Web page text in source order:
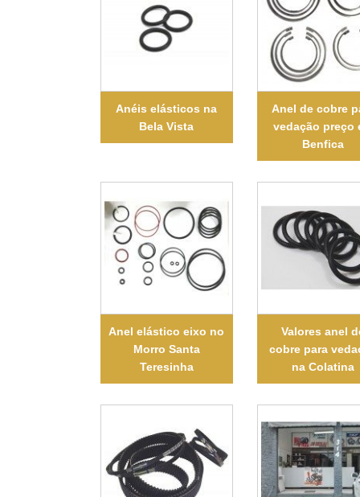
Anéis elásticos na
Bela Vista
Anel de cobre
vedação preço
Benfica
Anel elástico eixo no
Morro Santa
Teresinha
Valores anel
cobre para
na Colatina